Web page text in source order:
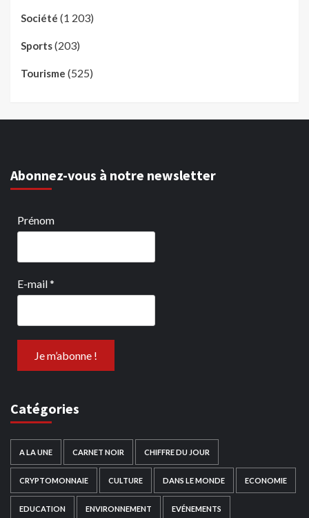
Société (1 203)
Sports(203)
Tourisme (525)
Abonnez-vous à notre newsletter
Prénom
E-mail*
Catégories
A LA UNE CARNET NOIR CHIFFRE DU JOUR
CRYPTOMONNAIE CULTURE DANS LE MONDE ECONOMIE
EDUCATION ENVIRONNEMENT EVÉNEMENTS